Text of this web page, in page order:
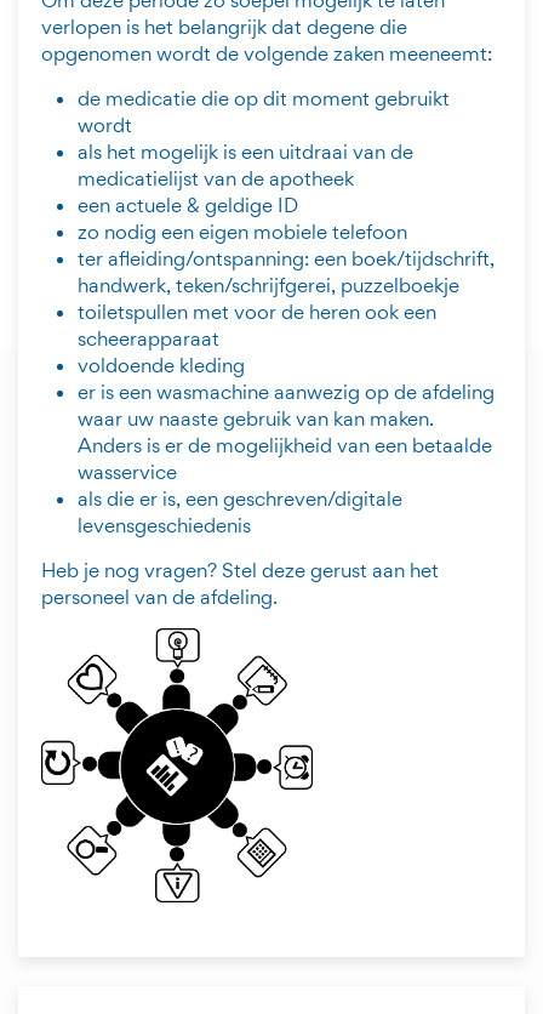
verlopen is het belangrijk dat degene die
opgenomen wordt de volgende zaken meeneemt:
de medicatie die op dit moment gebruikt
wordt
als het mogelijk is een uitdraai van de
medicatielijst van de apotheek
een actuele & geldige ID
zo nodig een eigen mobiele telefoon
ter afleiding/ontspanning: een boek/tijdschrift,
handwerk, teken/schrijfgerei, puzzelboekje
toiletspullen met voor de heren ook een
scheerapparaat
voldoende kleding
er is een wasmachine aanwezig op de afdeling
waar uw naaste gebruik van kan maken.
Anders is er de mogelijkheid van een betaalde
wasservice
als die er is, een geschreven/digitale
levensgeschiedenis
Heb je nog vragen? Stel deze gerust aan het
personeel van de afdeling.